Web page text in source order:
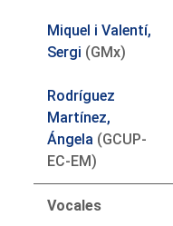
Miquel i Valentí,
Sergi (GMx)
Rodríguez
Martínez,
Ángela (GCUP-
EC-EM)
Vocales